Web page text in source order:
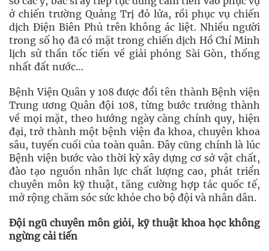
ở chiến trường Quảng Trị đỏ lửa, rồi phục vụ chiến
dịch Điện Biên Phủ trên không ác liệt. Nhiều người
trong số họ đã có mặt trong chiến dịch Hồ Chí Minh
lịch sử thần tốc tiến về giải phóng Sài Gòn, thống
nhất đất nước…
Bệnh Viện Quân y 108 được đổi tên thành Bệnh viện
Trung ương Quân đội 108, từng bước trưởng thành
về mọi mặt, theo hướng ngày càng chính quy, hiện
đại, trở thành một bệnh viện đa khoa, chuyên khoa
sâu, tuyến cuối của toàn quân. Đây cũng chính là lúc
Bệnh viện bước vào thời kỳ xây dựng cơ sở vật chất,
đào tạo nguồn nhân lực chất lượng cao, phát triển
chuyên môn kỹ thuật, tăng cường hợp tác quốc tế,
mở rộng chăm sóc sức khỏe cho bộ đội và nhân dân.
Đội ngũ chuyên môn giỏi, kỹ thuật khoa học không
ngừng cải tiến